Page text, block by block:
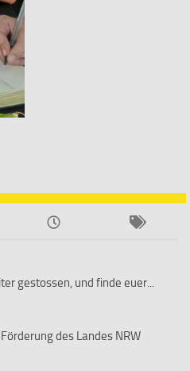
gestossen, und finde euer...
des Landes NRW